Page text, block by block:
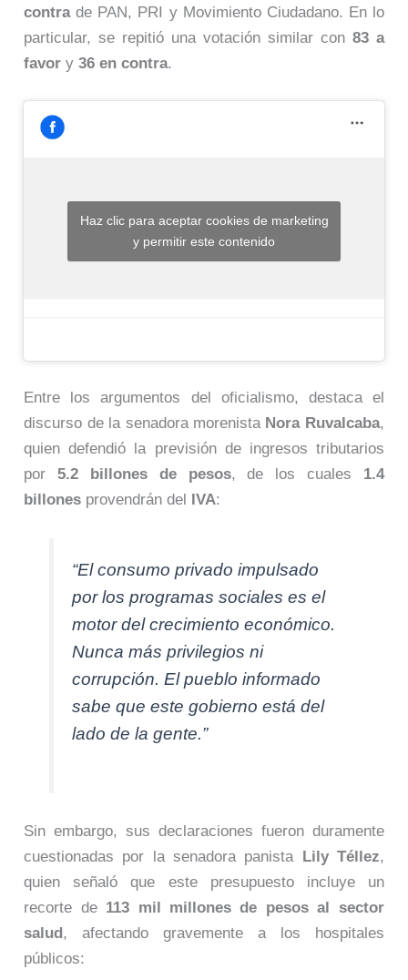
contrade PAN, PRI y Movimiento Ciudadano. En lo
particular, se repitió una votación similar con 83 a
favor y36 en contra.
Haz clic para aceptar cookies de marketing
y permitir este contenido
Entre los argumentos del oficialismo, destaca el
discurso de la senadora morenista Nora Ruvalcaba,
quien defendió la previsión de ingresos tributarios
por5.2 billones de pesos, de los cuales 1.4
billones provendrán del IVA:
“El consumo privado impulsado
por los programas sociales es el
motor del crecimiento económico.
Nunca más privilegios ni
corrupción. El pueblo informado
sabe que este gobierno está del
lado de la gente.”
Sin embargo, sus declaraciones fueron duramente
cuestionadas por la senadora panista
Lily Téllez,
quien señaló que este presupuesto incluye un
recorte de 113 mil millones de pesos al sector
salud , afectando gravemente a los hospitales
públicos: